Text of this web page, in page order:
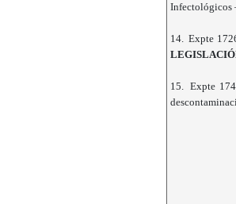
Infectológicos
14. Expte
15. Expte